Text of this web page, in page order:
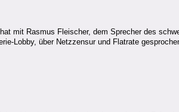
mit Rasmus Fleischer, dem Sprecher des
Lobby, über Netzzensur und Flatrate